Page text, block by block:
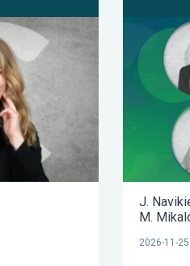
J.
M.
2026-11-